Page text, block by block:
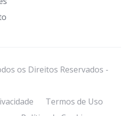
os Direitos Reservados -
Termos de Uso